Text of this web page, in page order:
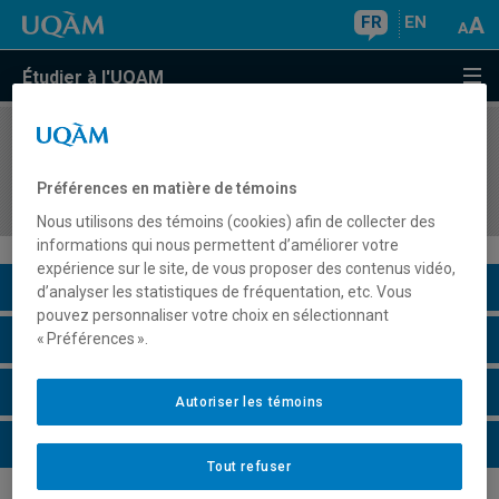
FR EN
Étudier à l'UQAM
COURS//
mode
Description du cours
Horaire - Été 2026
Horaire - Automne 2026
Horaire - Hiver 2027
Préférences en matière de témoins
Nous utilisons des témoins (cookies) afin de collecter des
informations qui nous permettent d’améliorer votre
expérience sur le site, de vous proposer des contenus vidéo,
d’analyser les statistiques de fréquentation, etc. Vous
pouvez personnaliser votre choix en sélectionnant
« Préférences ».
Tout refuser
Autoriser les témoins